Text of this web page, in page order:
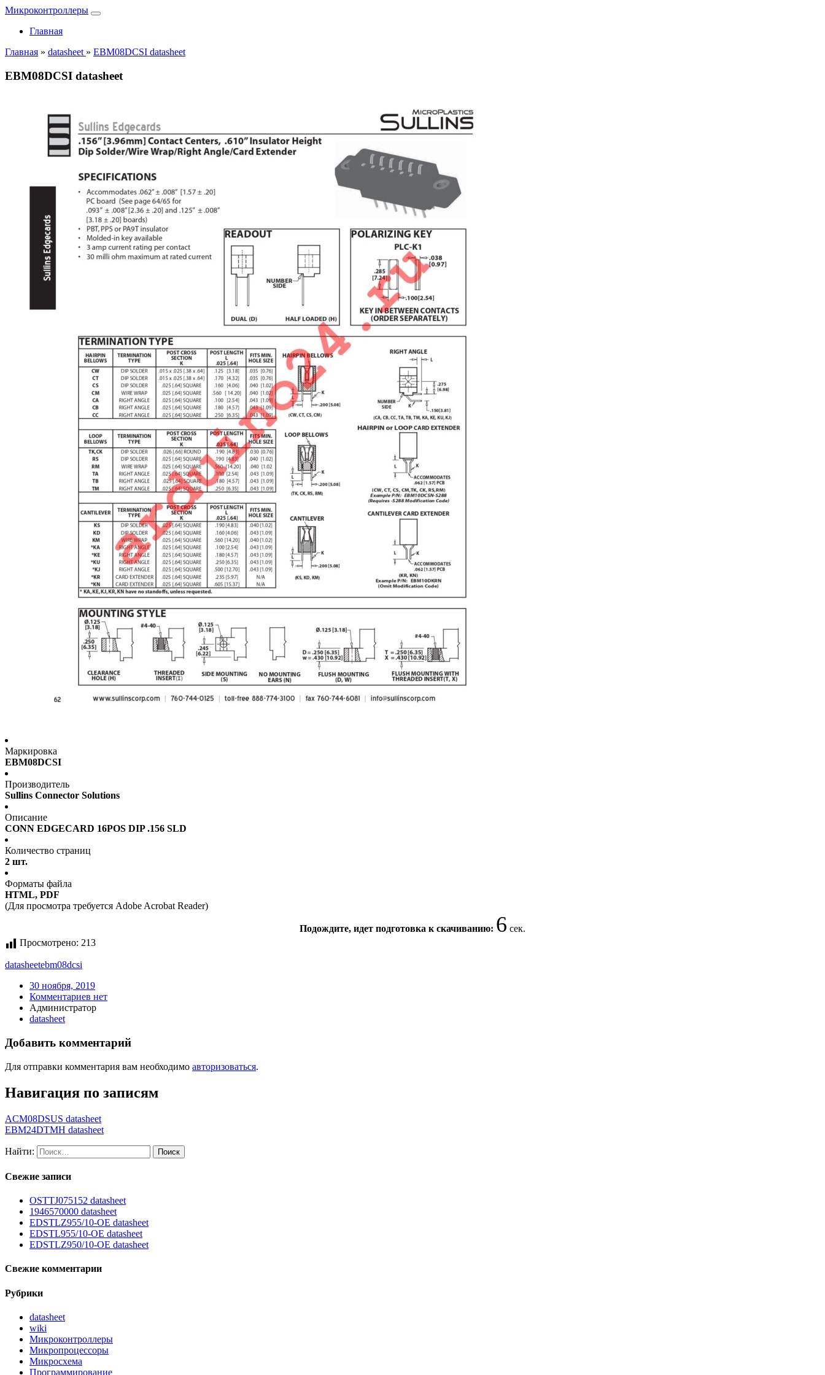
Микроконтроллеры
Главная
Главная » datasheet » EBM08DCSI datasheet
EBM08DCSI datasheet
Маркировка
EBM08DCSI
Производитель
Sullins Connector Solutions
Описание
CONN EDGECARD 16POS DIP .156 SLD
Количество страниц
2 шт.
Форматы файла
HTML, PDF
(Для просмотра требуется Adobe Acrobat Reader)
Подождите, идет подготовка к скачиванию: 6 сек.
Просмотрено: 213
datasheetebm08dcsi
30 ноября, 2019
Комментариев нет
Администратор
datasheet
Добавить комментарий
Для отправки комментария вам необходимо авторизоваться.
Навигация по записям
ACM08DSUS datasheet
EBM24DTMH datasheet
Найти:
Свежие записи
OSTTJ075152 datasheet
1946570000 datasheet
EDSTLZ955/10-OE datasheet
EDSTL955/10-OE datasheet
EDSTLZ950/10-OE datasheet
Свежие комментарии
Рубрики
datasheet
wiki
Микроконтроллеры
Микропроцессоры
Микросхема
Программирование